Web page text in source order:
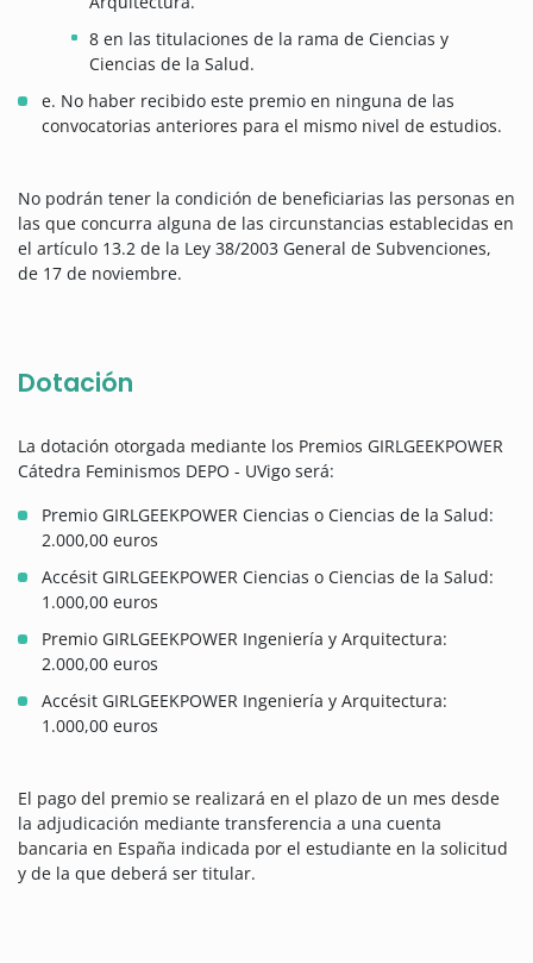
8 en las titulaciones de la rama de Ciencias y
Ciencias de la Salud.
e. No haber recibido este premio en ninguna de las
convocatorias anteriores para el mismo nivel de estudios.
No podrán tener la condición de beneficiarias las personas en
las que concurra alguna de las circunstancias establecidas en
el artículo 13.2 de la Ley 38/2003 General de Subvenciones,
de 17 de noviembre.
Dotación
La dotación otorgada mediante los Premios GIRLGEEKPOWER
Cátedra Feminismos DEPO - UVigo será:
Premio GIRLGEEKPOWER Ciencias o Ciencias de la Salud:
2.000,00 euros
Accésit GIRLGEEKPOWER Ciencias o Ciencias de la Salud:
1.000,00 euros
Premio GIRLGEEKPOWER Ingeniería y Arquitectura:
2.000,00 euros
Accésit GIRLGEEKPOWER Ingeniería y Arquitectura:
1.000,00 euros
El pago del premio se realizará en el plazo de un mes desde
la adjudicación mediante transferencia a una cuenta
bancaria en España indicada por el estudiante en la solicitud
y de la que deberá ser titular.